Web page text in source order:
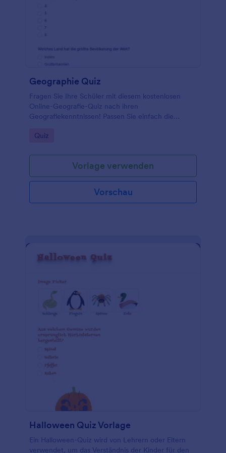
Geographie Quiz
Fragen Sie Ihre Schüler mit diesem kostenlosen
Online-Geografie-Quiz nach ihren
Geografiekenntnissen! Passen Sie einfach die
was Sie Ihrer Klasse beigebracht haben.
Go to Category:
Quiz
Vorlage verwenden
Vorschau
Halloween Quiz Vorlage
Ein Halloween-Quiz wird von Lehrern oder Eltern
verwendet, um das Verständnis der Kinder für den